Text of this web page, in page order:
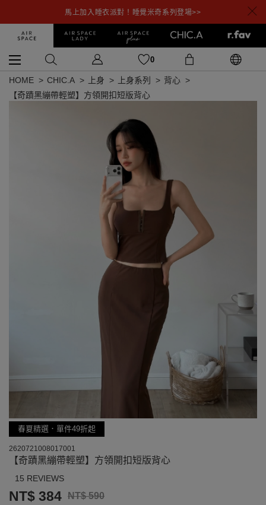
馬上加入睡衣派對！睡覺米奇系列登場>>
0
HOME CHIC.A 上身 上身系列
背心
【奇蹟黑繃帶輕塑】方領開扣短版背心
春夏精選．單件49折起
2620721008017001
【奇蹟黑繃帶輕塑】方領開扣短版背心
15 REVIEWS
NT$ 384 NT$ 590